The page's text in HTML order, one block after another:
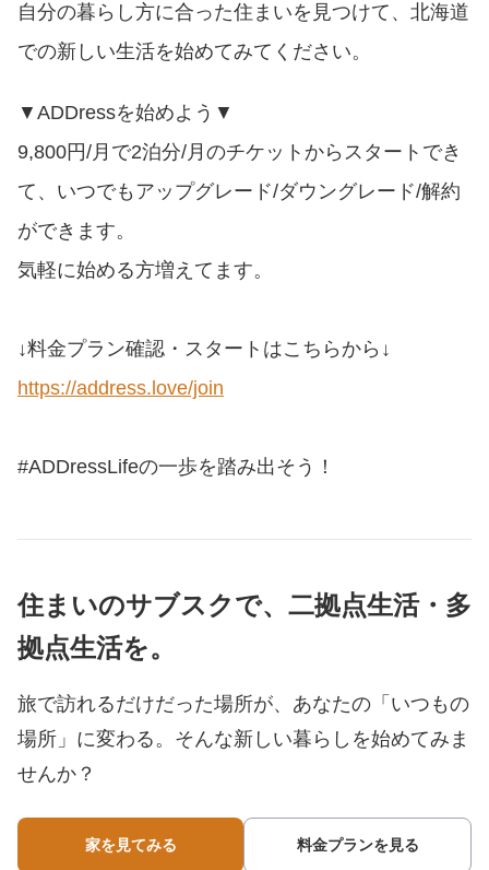
自分の暮らし方に合った住まいを見つけて、北海道
での新しい生活を始めてみてください。
▼ADDressを始めよう▼
9,800円/月で2泊分/月のチケットからスタートでき
て、いつでもアップグレード/ダウングレード/解約
ができます。
気軽に始める方増えてます。
↓料金プラン確認・スタートはこちらから↓
https://address.love/join
#ADDressLifeの一歩を踏み出そう！
住まいのサブスクで、二拠点生活・多
拠点生活を。
旅で訪れるだけだった場所が、あなたの「いつもの
場所」に変わる。 そんな新しい暮らしを始めてみま
せんか？
家を見てみる 料金プランを見る